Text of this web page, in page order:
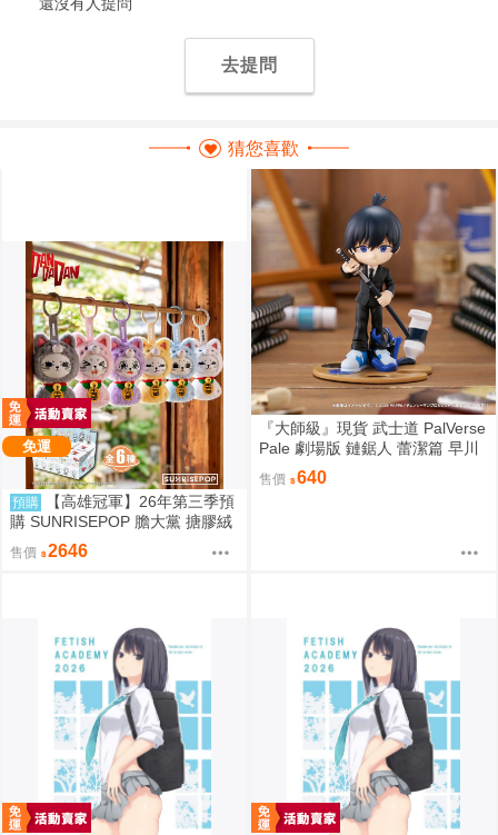
去提問
猜您喜歡
免運
預購
【高雄冠軍】26年第三季預
購 SUNRISEPOP 膽大黨 搪膠絨
毛 晴天娃娃 6入盲盒套組 免運 0
819
售價 2646
『大師級』現貨 武士道 PalVerse
Pale 劇場版 鏈鋸人 蕾潔篇 早川
售價 640